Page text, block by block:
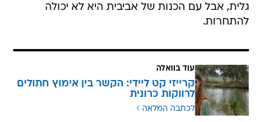
גלית, אבל עם הכנות של אביבית היא לא יכולה
להתחרות.
עוד בוואלה
קרייזי קט ליידי: הקשר בין אימוץ חתולים
לרווקות כרונית
לכתבה המלאה